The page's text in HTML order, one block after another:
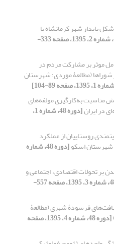
پایدار شهر کرمانشاه با
[دوره 48، شماره 2، 1395، صفحه 333-
موثر بر مشارکت مردم در
شوراها (مطالعۀ موردی: شهرستان
مناسبت به‌کارگیری مولفه‌های
در ایران [دوره 48، شماره 1،
روستاییان از عملکرد
شهرستان اسکو [دوره 48، شماره
بر تحولات اقتصادی، اجتماعی و
[دوره 48، شماره 3، 1395، صفحه 557-
فرسودۀ شهری (مطالعۀ
[دوره 48، شماره 4، 1395، صفحه